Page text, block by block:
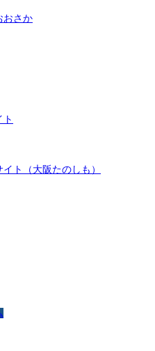
おさか
ト（大阪たのしも）